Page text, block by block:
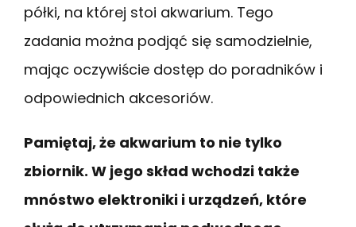
półki, na której stoi akwarium. Tego
zadania można podjąć się samodzielnie,
mając oczywiście dostęp do poradników i
odpowiednich akcesoriów.
Pamiętaj, że akwarium to nie tylko
zbiornik. W jego skład wchodzi także
mnóstwo elektroniki i urządzeń, które